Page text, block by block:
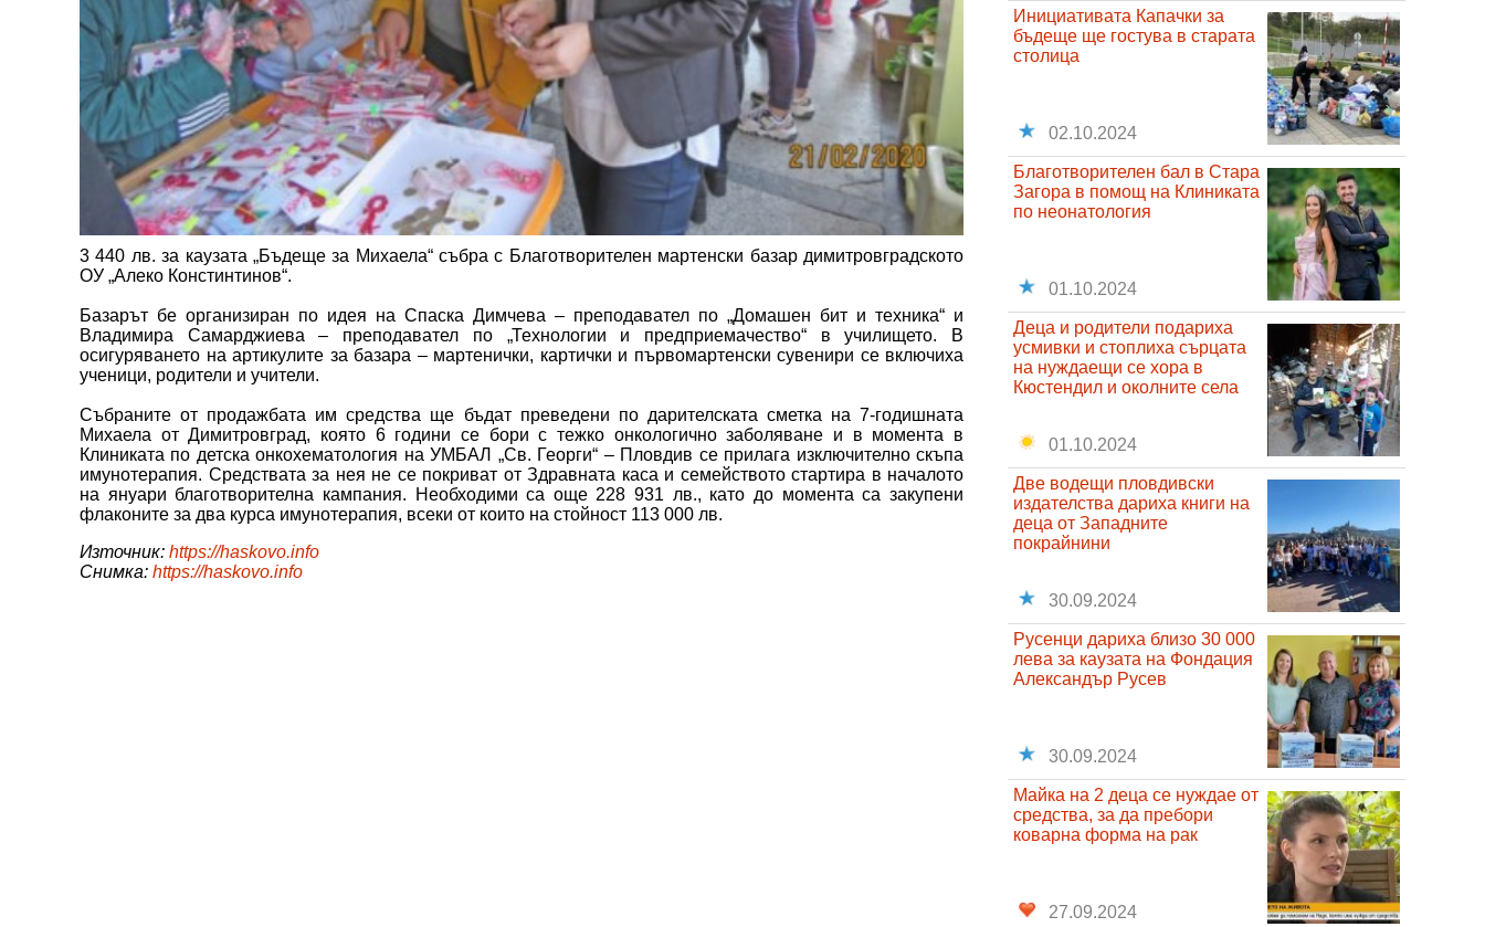
3 440 лв. за каузата „Бъдеще за Михаела“ събра с Благотворителен мартенски базар димитровградското
ОУ „Алеко Констинтинов“.
Базарът бе организиран по идея на Спаска Димчева – преподавател по „Домашен бит и техника“ и
Владимира Самарджиева – преподавател по „Технологии и предприемачество“ в училището. В
осигуряването на артикулите за базара – мартенички, картички и първомартенски сувенири се включиха
ученици, родители и учители.
Събраните от продажбата им средства ще бъдат преведени по дарителската сметка на 7-годишната
Михаела от Димитровград, която 6 години се бори с тежко онкологично заболяване и в момента в
Клиниката по детска онкохематология на УМБАЛ „Св. Георги“ – Пловдив се прилага изключително скъпа
имунотерапия. Средствата за нея не се покриват от Здравната каса и семейството стартира в началото
на януари благотворителна кампания. Необходими са още 228 931 лв., като до момента са закупени
флаконите за два курса имунотерапия, всеки от които на стойност 113 000 лв.
Източник: https://haskovo.info
Снимка: https://haskovo.info
Инициативата Капачки за
бъдеще ще гостува в старата
столица
02.10.2024
Благотворителен бал в Стара
Загора в помощ на Клиниката
по неонатология
01.10.2024
Деца и родители подариха
усмивки и стоплиха сърцата
на нуждаещи се хора в
Кюстендил и околните села
01.10.2024
Две водещи пловдивски
издателства дариха книги на
деца от Западните
покрайнини
30.09.2024
Русенци дариха близо 30 000
лева за каузата на Фондация
Александър Русев
30.09.2024
Майка на 2 деца се нуждае от
средства, за да пребори
коварна форма на рак
27.09.2024